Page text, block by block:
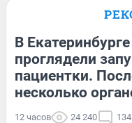
В
проглядели
пациентки.
несколько
12 часов 24 240 134